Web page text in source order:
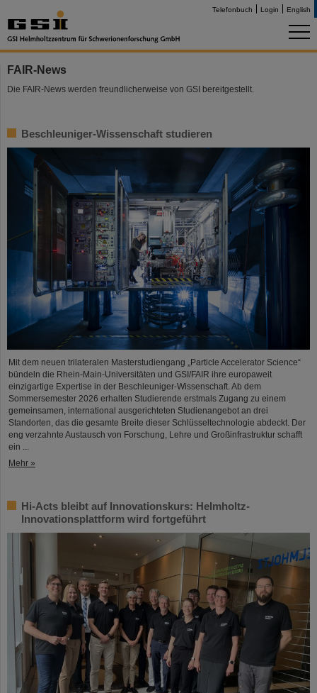
Telefonbuch Login English
FAIR-News
Die FAIR-News werden freundlicherweise von GSI bereitgestellt.
Beschleuniger-Wissenschaft studieren
Mit dem neuen trilateralen Masterstudiengang „Particle Accelerator Science“
bündeln die Rhein-Main-Universitäten und GSI/FAIR ihre europaweit
einzigartige Expertise in der Beschleuniger-Wissenschaft. Ab dem
Sommersemester 2026 erhalten Studierende erstmals Zugang zu einem
gemeinsamen, international ausgerichteten Studienangebot an drei
Standorten, das die gesamte Breite dieser Schlüsseltechnologie abdeckt. Der
eng verzahnte Austausch von Forschung, Lehre und Großinfrastruktur schafft
ein ...
Mehr »
Hi-Acts bleibt auf Innovationskurs: Helmholtz-
Innovationsplattform wird fortgeführt